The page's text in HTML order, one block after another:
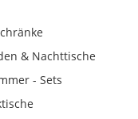
& Nachttische
- Sets